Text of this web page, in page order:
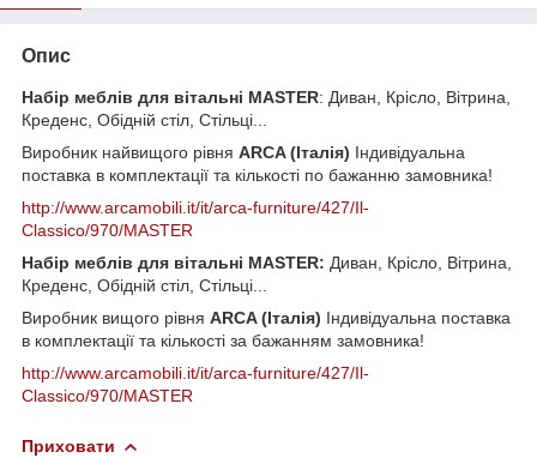
Опис
Набір меблів для вітальні MASTER: Диван, Крісло, Вітрина,
Креденс, Обідній стіл, Стільці...
Виробник найвищого рівня ARCA (Італія) Індивідуальна
поставка в комплектації та кількості по бажанню замовника!
http://www.arcamobili.it/it/arca-furniture/427/Il-
Classico/970/MASTER
Набір меблів для вітальні MASTER: Диван, Крісло, Вітрина,
Креденс, Обідній стіл, Стільці...
Виробник вищого рівня ARCA (Італія) Індивідуальна поставка
в комплектації та кількості за бажанням замовника!
http://www.arcamobili.it/it/arca-furniture/427/Il-
Classico/970/MASTER
Приховати